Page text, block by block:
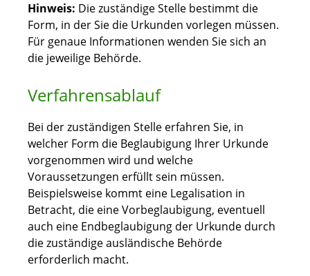
Hinweis: Die zuständige Stelle bestimmt die
Form, in der Sie die Urkunden vorlegen müssen.
Für genaue Informationen wenden Sie sich an
die jeweilige Behörde.
Verfahrensablauf
Bei der zuständigen Stelle erfahren Sie, in
welcher Form die Beglaubigung Ihrer Urkunde
vorgenommen wird und welche
Voraussetzungen erfüllt sein müssen.
Beispielsweise kommt eine Legalisation in
Betracht, die eine Vorbeglaubigung, eventuell
auch eine Endbeglaubigung der Urkunde durch
die zuständige ausländische Behörde
erforderlich macht.